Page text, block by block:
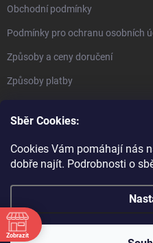
Sběr Cookies:
Cookies Vám pomáhají nás
dobře najít. Podrobnosti o
Obchodní podmínky
Podmínky pro ochranu osobních
Způsoby a ceny doručení
Způsoby platby
BrillBird Academy Nehtové
BrillBird
Zobrazit